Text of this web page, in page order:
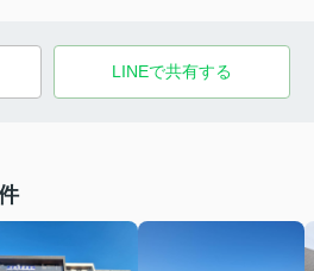
LINEで共有する